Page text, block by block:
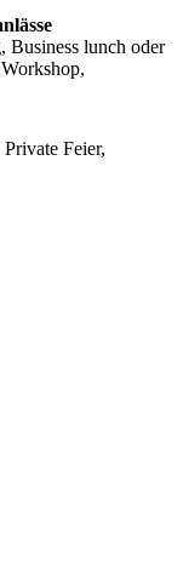
Business lunch oder
Feier,